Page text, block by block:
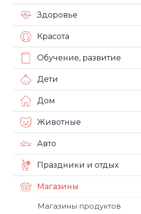
Здоровье
Красота
Обучение, развитие
Дети
Дом
Животные
Авто
Праздники и отдых
Магазины
Магазины продуктов